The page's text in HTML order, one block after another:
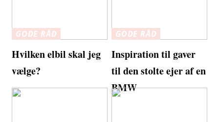
GODE RÅD
Hvilken elbil skal jeg
vælge?
GODE RÅD
Inspiration til gaver
til den stolte ejer af en
BMW